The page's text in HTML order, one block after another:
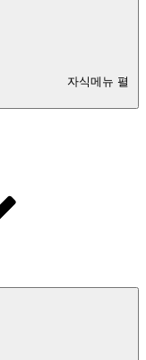
자식메뉴 펼